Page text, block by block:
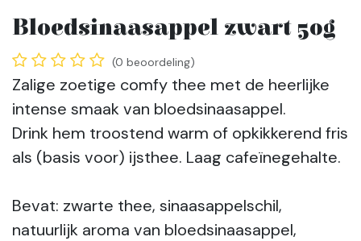
Bloedsinaasappel zwart 50g
(0 beoordeling)
Zalige zoetige comfy thee met de heerlijke
intense smaak van bloedsinaasappel.
Drink hem troostend warm of opkikkerend fris
als (basis voor) ijsthee. Laag cafeïnegehalte.
Bevat: zwarte thee, sinaasappelschil,
natuurlijk aroma van bloedsinaasappel,